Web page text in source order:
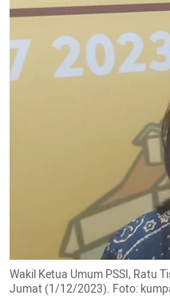
Wakil Ketua Umum PSSI, Ratu
Jumat (1/12/2023). Foto: